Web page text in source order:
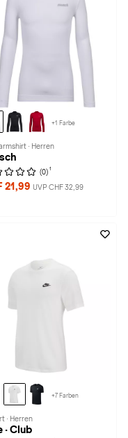
+1 Farbe
· Herren
(0) 1
21,99 UVP CHF 32,99
+7 Farben
· Herren
· Club